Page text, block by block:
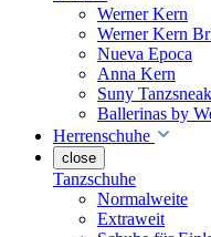
Werner Kern
Werner Kern
Nueva Epoca
Anna Kern
Suny
Ballerinas by
Herrenschuhe
close
Tanzschuhe
Normalweite
Extraweit